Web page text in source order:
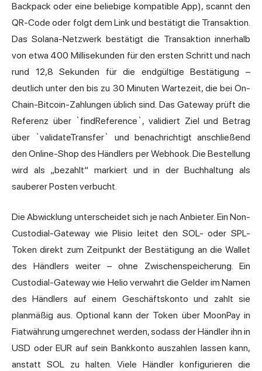
Backpack oder eine beliebige kompatible App), scannt den
QR-Code oder folgt dem Link und bestätigt die Transaktion.
Das Solana-Netzwerk bestätigt die Transaktion innerhalb
von etwa 400 Millisekunden für den ersten Schritt und nach
rund 12,8 Sekunden für die endgültige Bestätigung –
deutlich unter den bis zu 30 Minuten Wartezeit, die bei On-
Chain-Bitcoin-Zahlungen üblich sind. Das Gateway prüft die
Referenz über `findReference`, validiert Ziel und Betrag
über `validateTransfer` und benachrichtigt anschließend
den Online-Shop des Händlers per Webhook. Die Bestellung
wird als „bezahlt“ markiert und in der Buchhaltung als
sauberer Posten verbucht.
Die Abwicklung unterscheidet sich je nach Anbieter. Ein Non-
Custodial-Gateway wie Plisio leitet den SOL- oder SPL-
Token direkt zum Zeitpunkt der Bestätigung an die Wallet
des Händlers weiter – ohne Zwischenspeicherung. Ein
Custodial-Gateway wie Helio verwahrt die Gelder im Namen
des Händlers auf einem Geschäftskonto und zahlt sie
planmäßig aus. Optional kann der Token über MoonPayin
Fiatwährung umgerechnet werden, sodass der Händler ihn in
USD oder EUR auf sein Bankkonto auszahlen lassen kann,
anstatt SOL zu halten. Viele Händler konfigurieren die